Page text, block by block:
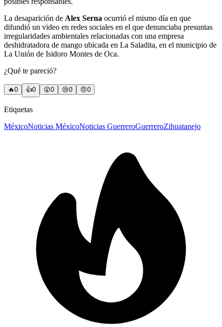
La desaparición de Alex Serna ocurrió el mismo día en que
difundió un video en redes sociales en el que denunciaba presuntas
irregularidades ambientales relacionadas con una empresa
deshidratadora de mango ubicada en La Saladita, en el municipio de
La Unión de Isidoro Montes de Oca.
¿Qué te pareció?
🔥0 👍0 😲0 😢0 😠0
Etiquetas
MéxicoNoticias MéxicoNoticias GuerreroGuerreroZihuatanejo